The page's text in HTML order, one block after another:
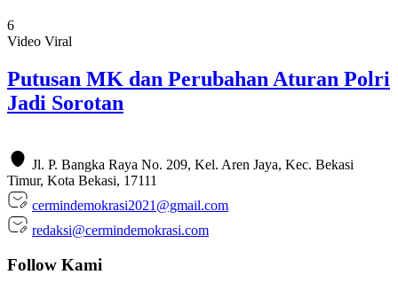
6
Video Viral
Putusan MK dan Perubahan Aturan Polri
Jadi Sorotan
Jl. P. Bangka Raya No. 209, Kel. Aren Jaya, Kec. Bekasi
Timur, Kota Bekasi, 17111
cermindemokrasi2021@gmail.com
redaksi@cermindemokrasi.com
Follow Kami